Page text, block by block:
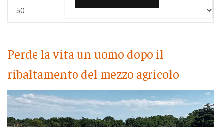
Perde la vita un uomo dopo il
ribaltamento del mezzo agricolo